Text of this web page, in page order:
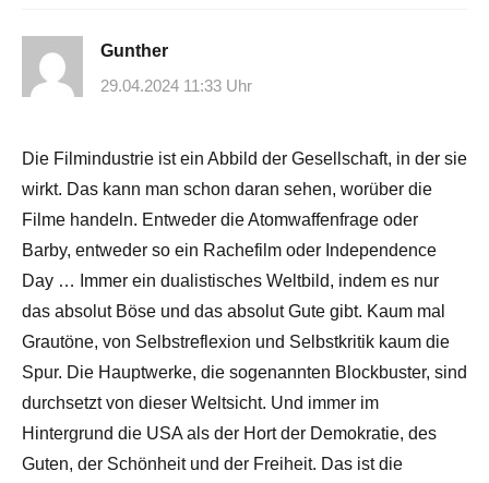
Gunther
29.04.2024 11:33 Uhr
Die Filmindustrie ist ein Abbild der Gesellschaft, in der sie
wirkt. Das kann man schon daran sehen, worüber die
Filme handeln. Entweder die Atomwaffenfrage oder
Barby, entweder so ein Rachefilm oder Independence
Day … Immer ein dualistisches Weltbild, indem es nur
das absolut Böse und das absolut Gute gibt. Kaum mal
Grautöne, von Selbstreflexion und Selbstkritik kaum die
Spur. Die Hauptwerke, die sogenannten Blockbuster, sind
durchsetzt von dieser Weltsicht. Und immer im
Hintergrund die USA als der Hort der Demokratie, des
Guten, der Schönheit und der Freiheit. Das ist die